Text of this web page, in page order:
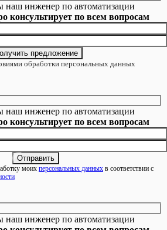
наш инженер по автоматизации
консультирует по всем вопросам
обработки персональных данных
наш инженер по автоматизации
консультирует по всем вопросам
моих персональных данных в соответствии с
наш инженер по автоматизации